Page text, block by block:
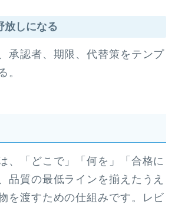
放しになる
承認者、期限、代替策をテンプ
。
、「どこで」「何を」「合格に
品質の最低ラインを揃えたうえ
を渡すための仕組みです。レビ